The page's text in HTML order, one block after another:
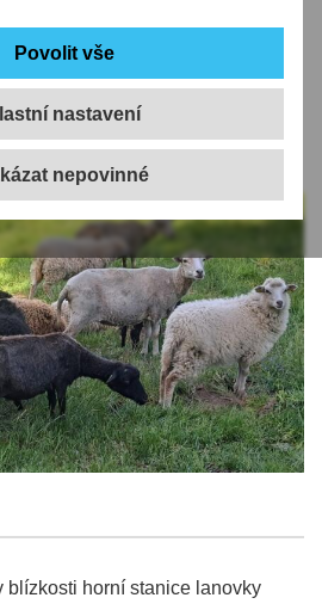
nastavení
unikátní cíl letních výletů. Už na
budou moci návštěvníci
ovcí pasoucích se přímo na
lanovkou Skalka a můžete
pečovat o horské louky.
blízkosti horní stanice lanovky